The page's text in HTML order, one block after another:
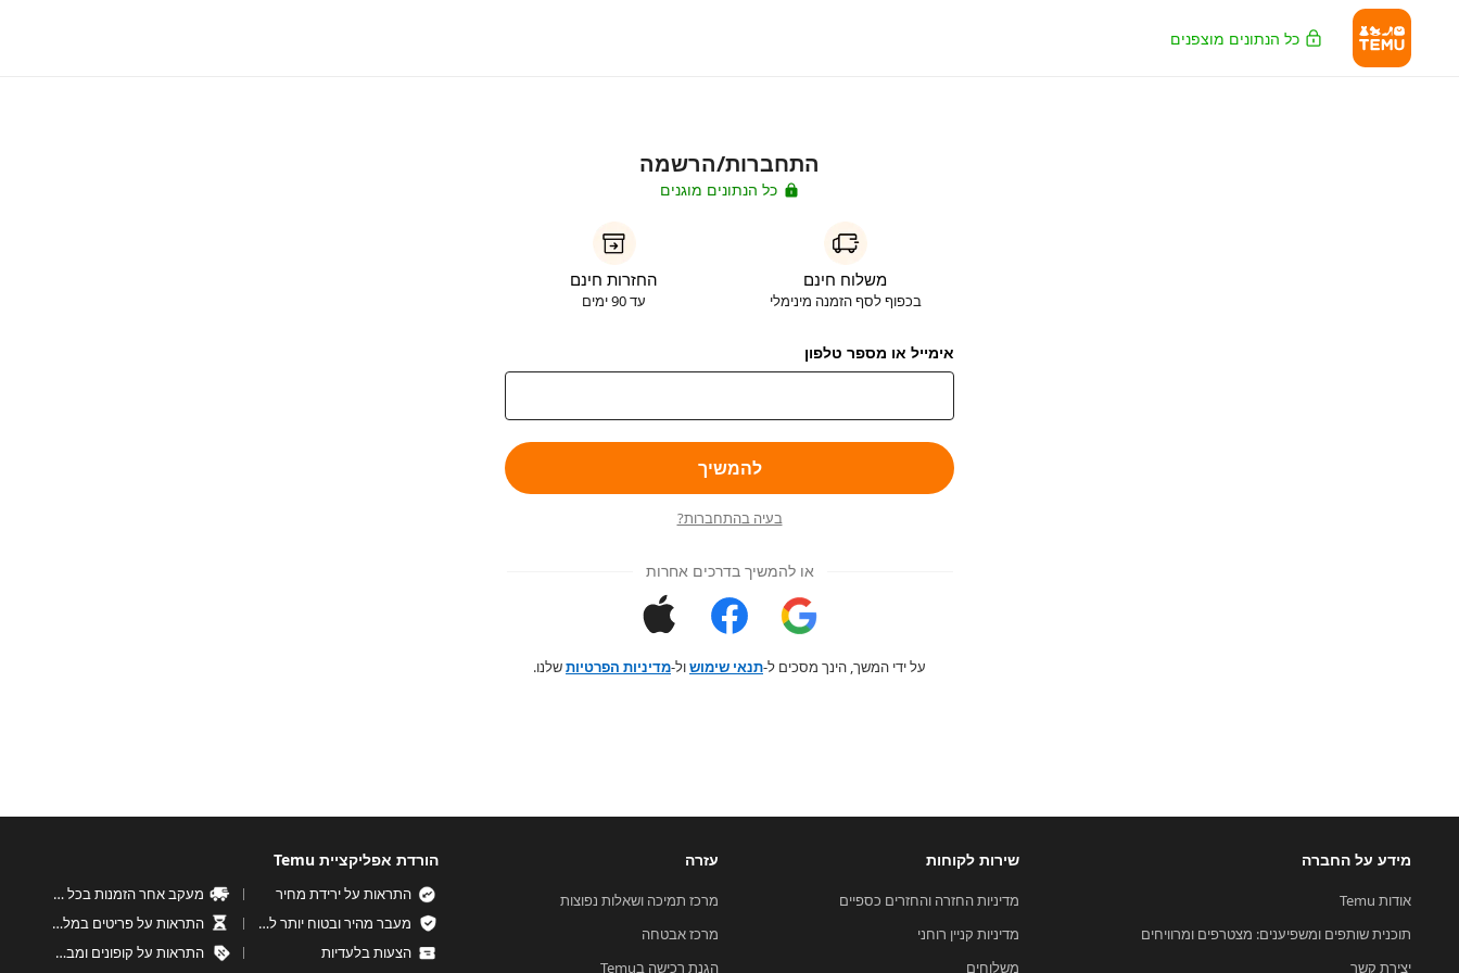
כל הנתונים מוצפנים
התחברות/הרשמה
כל הנתונים מוגנים
משלוח חינם
בכפוף לסף הזמנה מינימלי
החזרות חינם
עד 90 ימים
אימייל או מספר טלפון
להמשיך
בעיה בהתחברות?
או להמשיך בדרכים אחרות
על ידי המשך, הינך מסכים ל-תנאי שימושול-מדיניות הפרטיותשלנו.
מידע על החברה
אודות Temu
תוכנית שותפים ומשפיענים: מצטרפים ומרוויחים
יצירת קשר
שירות לקוחות
מדיניות החזרה והחזרים כספיים
מדיניות קניין רוחני
משלוחים
עזרה
מרכז תמיכה ושאלות נפוצות
מרכז אבטחה
הגנת רכישה בTemu
הורדת אפליקציית Temu
התראות על ירידת מחיר
מעקב אחר הזמנות בכל עת
מעבר מהיר ובטוח יותר לקופה
התראות על פריטים במלאי נמוך
הצעות בלעדיות
התראות על קופונים ומבצעים